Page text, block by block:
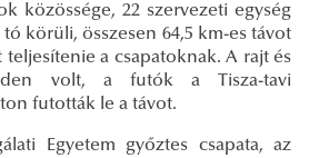
közössége, 22 szervezeti egység
körüli, összesen 64,5 km-es távot
teljesítenie a csapatoknak. A rajt és
volt, a futók a Tisza-tavi
futották le a távot.
Egyetem győztes csapata, az